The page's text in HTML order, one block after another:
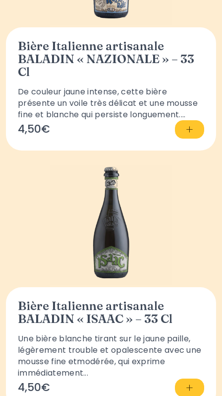
Bière Italienne artisanale
BALADIN « NAZIONALE » – 33
Cl
De couleur jaune intense, cette bière
présente un voile très délicat et une mousse
fine et blanche qui persiste longuement....
4,50€ +
Bière Italienne artisanale
BALADIN « ISAAC » – 33 Cl
Une bière blanche tirant sur le jaune paille,
légèrement trouble et opalescente avec une
mousse fine etmodérée, qui exprime
immédiatement...
4,50€ +